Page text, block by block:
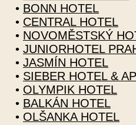
• BONN HOTEL
• CENTRAL HOTEL
• NOVOMĚSTSKÝ
• JUNIORHOTEL
• JASMÍN HOTEL
• SIEBER HOTEL &
• OLYMPIK HOTEL
• BALKÁN HOTEL
• OLŠANKA HOTEL